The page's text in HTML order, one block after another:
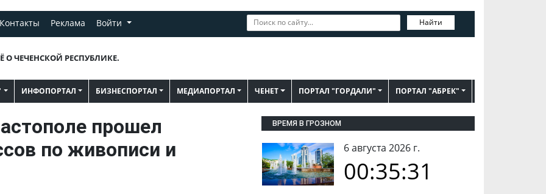
Контакты Реклама Войти Найти
О ЧЕЧЕНСКОЙ РЕСПУБЛИКЕ.
ИНФОПОРТАЛ БИЗНЕСПОРТАЛ МЕДИАПОРТАЛ ЧЕНЕТ ПОРТАЛ "ГОРДАЛИ" ПОРТАЛ "АБРЕК"
прошел
по живописи и
ВРЕМЯ В ГРОЗНОМ
6 августа 2026 г.
00:35:32